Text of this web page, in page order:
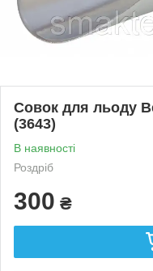
Совок для льоду
(3643)
В наявності
Роздріб
300 ₴